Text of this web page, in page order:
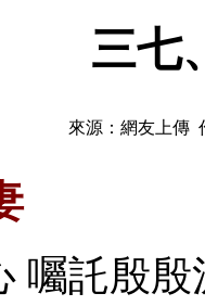
三七
來源：網友上傳
囑託殷殷